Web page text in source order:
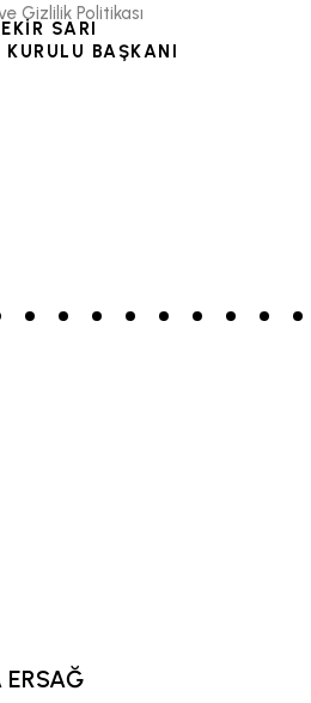
SARI
BAŞKANI
Gizlilik Politikası
ERSAĞ